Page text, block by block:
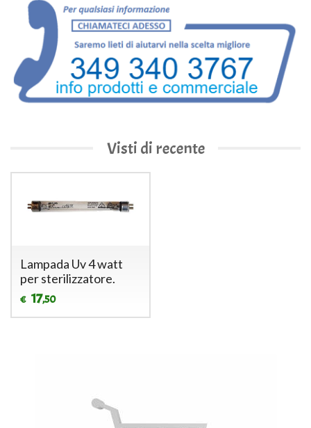
Visti di recente
Lampada Uv 4 watt
per sterilizzatore.
€ 17,50